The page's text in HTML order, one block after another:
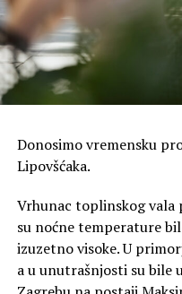
Donosimo vremensku
Lipovšćaka.
Vrhunac toplinskog vala
su noćne temperature
izuzetno visoke. U
a u unutrašnjosti su bile